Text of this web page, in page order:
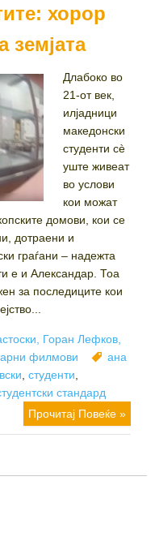
хорор
земјата
Длабоко во
21-от век,
илјадници
македонски
студенти сè
уште живеат
во услови
кои можат
домови, кои се
дотраени и
граѓани – надежта
е и Александар. Тоа
за последиците кои
Горан Лефков,
филмови Tags
ана
студенти
стандард
Прочитај Повеќе »